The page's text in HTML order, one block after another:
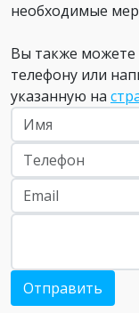
необходимые
Вы также можете
телефону или
указанную на